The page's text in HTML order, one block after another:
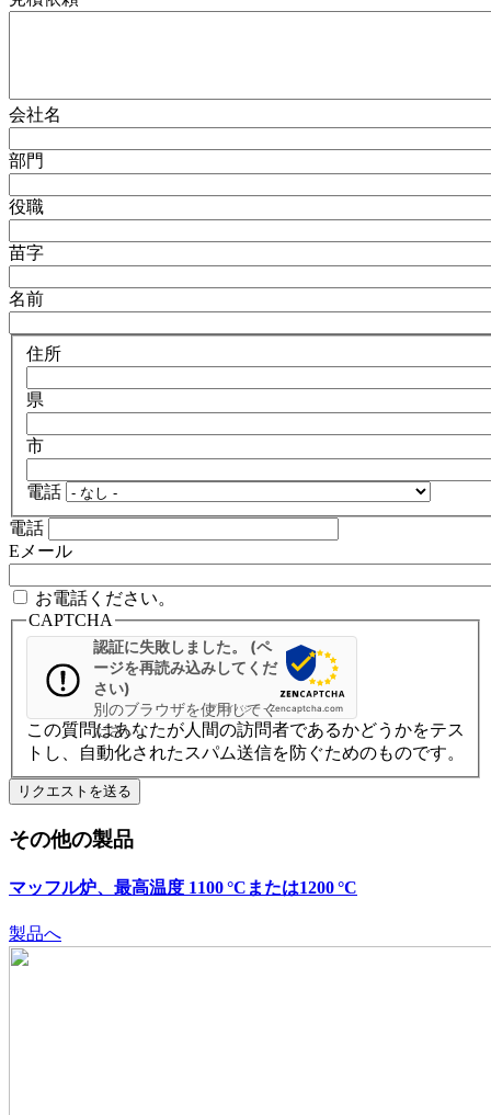
会社名
部門
役職
苗字
名前
住所
県
市
電話
電話
Eメール
お電話ください。
CAPTCHA
認証に失敗しました。 (ペ
ージを再読み込みしてくだ
さい)
別のブラウザを使用してく
ださい
プライバシー -Zencaptcha.com
この質問はあなたが人間の訪問者であるかどうかをテス
トし、自動化されたスパム送信を防ぐためのものです。
その他の製品
マッフル炉、最高温度 1100 °Cまたは1200 °C
製品へ